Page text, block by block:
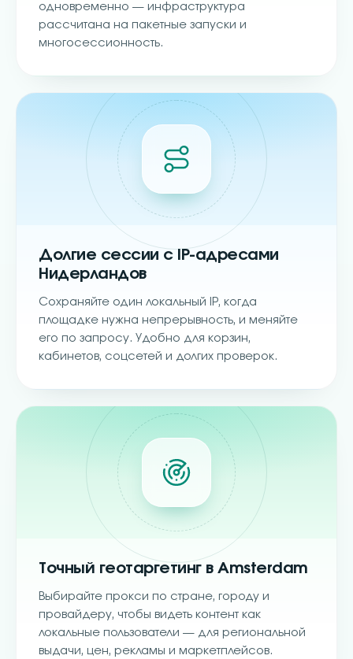
одновременно — инфраструктура
рассчитана на пакетные запуски и
многосессионность.
Долгие сессии с IP-адресами
Нидерландов
Сохраняйте один локальный IP, когда
площадке нужна непрерывность, и меняйте
его по запросу. Удобно для корзин,
кабинетов, соцсетей и долгих проверок.
Точный геотаргетинг в Amsterdam
Выбирайте прокси по стране, городу и
провайдеру, чтобы видеть контент как
локальные пользователи — для региональной
выдачи, цен, рекламы и маркетплейсов.